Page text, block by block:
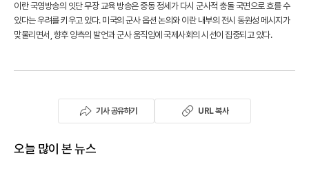
이란 국영방송의 잇단 무장 교육 방송은 중동 정세가 다시 군사적 충돌 국면으로 흐를 수
있다는 우려를 키우고 있다. 미국의 군사 옵션 논의와 이란 내부의 전시 동원성 메시지가
맞물리면서, 향후 양측의 발언과 군사 움직임에 국제사회의 시선이 집중되고 있다.
기사 공유하기 URL 복사
오늘 많이 본 뉴스